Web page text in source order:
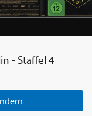
- Staffel 4